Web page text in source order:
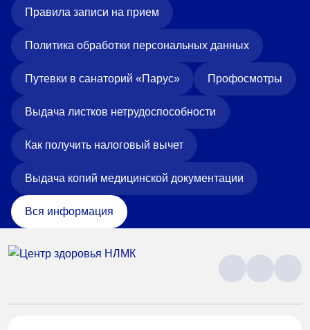
Правила записи на прием
Политика обработки персональных данных
Путевки в санаторий «Парус» Профосмотры
Выдача листков нетрудоспособности
Как получить налоговый вычет
Выдача копий медицинской документации
Вся информация